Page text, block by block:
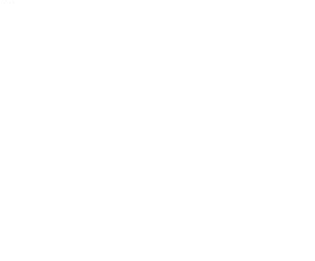
uší s výškou 1U do 19" rozvaděčů